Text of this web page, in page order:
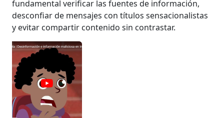
fundamental verificar las fuentes de información,
desconfiar de mensajes con títulos sensacionalistas
y evitar compartir contenido sin contrastar.